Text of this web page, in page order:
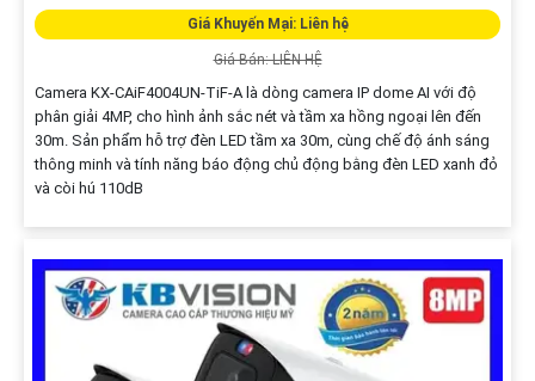
Giá Khuyến Mại: Liên hệ
Giá Bán: LIÊN HỆ
Camera KX-CAiF4004UN-TiF-A là dòng camera IP dome AI với độ
phân giải 4MP, cho hình ảnh sắc nét và tầm xa hồng ngoại lên đến
30m. Sản phẩm hỗ trợ đèn LED tầm xa 30m, cùng chế độ ánh sáng
thông minh và tính năng báo động chủ động bằng đèn LED xanh đỏ
và còi hú 110dB